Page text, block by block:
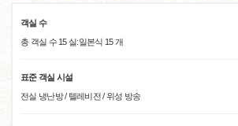
객실 수
총 객실 수 15 실:일본식 15 개
표준 객실 시설
전실 냉난방 / 텔레비전 / 위성 방송